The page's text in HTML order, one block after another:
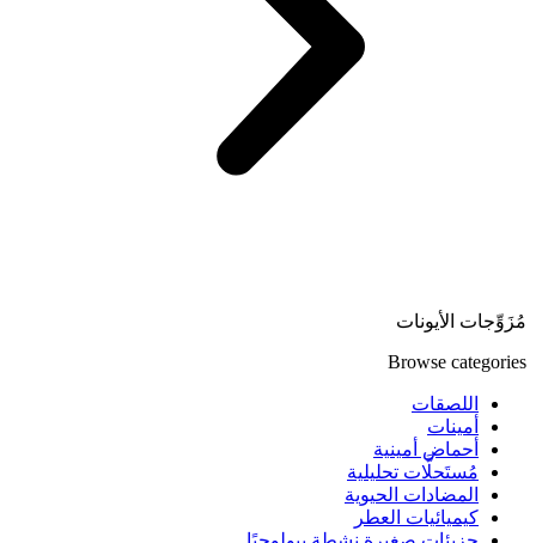
مُزَوِّجات الأيونات
Browse categories
اللصقات
أمينات
أحماض أمينية
مُستَحلَّات تحليلية
المضادات الحيوية
كيميائيات العطر